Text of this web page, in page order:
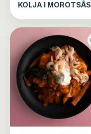
KOLJA I MOROTSÅS